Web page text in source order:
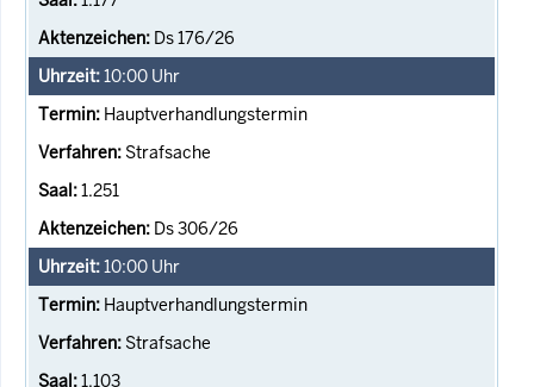
Ds 176/26
10:00 Uhr
Hauptverhandlungstermin
Strafsache
1.251
Ds 306/26
10:00 Uhr
Hauptverhandlungstermin
Strafsache
1.103